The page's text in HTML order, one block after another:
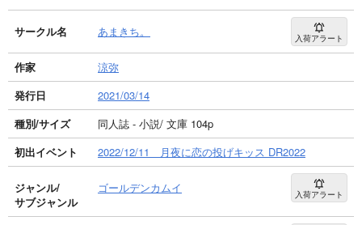
サークル名 あまきち。 入荷アラート
作家
涼弥
発行日
2021/03/14
種別/サイズ
同人誌 - 小説/ 文庫 104p
初出イベント
2022/12/11 月夜に恋の投げキッス DR2022
ジャンル/
サブジャンル
ゴールデンカムイ 入荷アラート